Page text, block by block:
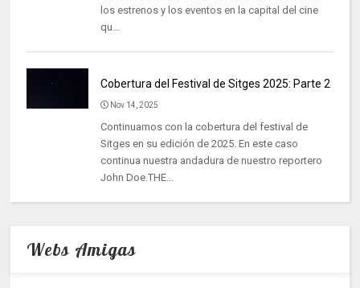
los estrenos y los eventos en la capital del cine
qu...
Cobertura del Festival de Sitges 2025: Parte 2
Nov 14, 2025
Continuamos con la cobertura del festival de
Sitges en su edición de 2025. En este caso
continua nuestra andadura de nuestro reportero
John Doe.THE...
Webs Amigas